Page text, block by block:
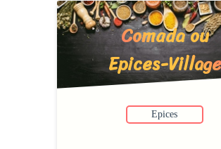
Comada ou
Epices-Village
Epices